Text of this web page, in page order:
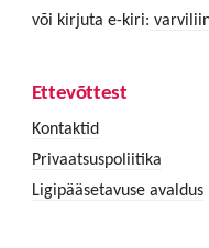
või kirjuta e-kiri:
Ettevõttest
Kontaktid
Privaatsuspoliitika
Ligipääsetavuse avaldus